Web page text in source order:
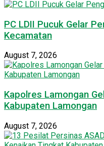
PC LDII Pucuk Gelar
Kecamatan
August 7, 2026
Kapolres Lamongan
Kabupaten Lamongan
August 7, 2026